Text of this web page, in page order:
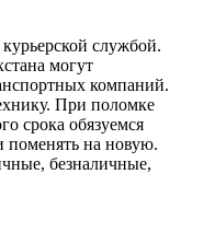
курьерской службой.
могут
компаний.
При поломке
срока обязуемся
поменять на новую.
безналичные,